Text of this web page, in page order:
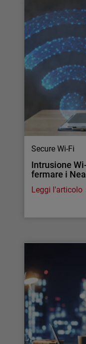
Secure Wi-Fi
Intrusione
fermare i
Leggi l'articolo